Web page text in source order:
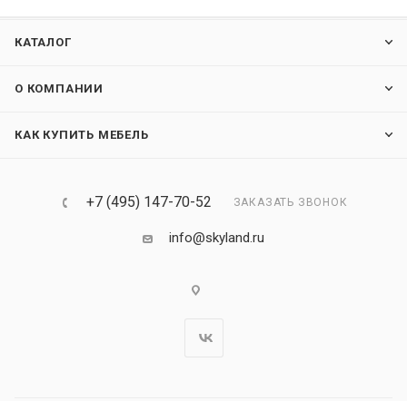
КАТАЛОГ
О КОМПАНИИ
КАК КУПИТЬ МЕБЕЛЬ
+7 (495) 147-70-52 ЗАКАЗАТЬ ЗВОНОК
info@skyland.ru